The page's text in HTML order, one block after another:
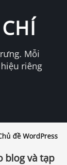
Mỗi
riêng
đề WordPress
blog và tạp